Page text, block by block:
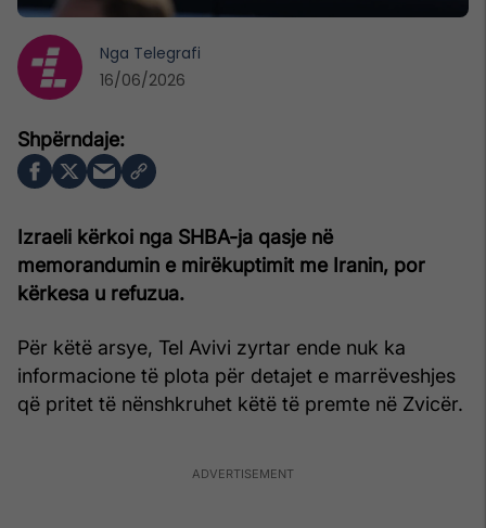
Izraeli kërkoi nga SHBA-ja qasje në
memorandumin e mirëkuptimit me Iranin, por
kërkesa u refuzua.
Për këtë arsye, Tel Avivi zyrtar ende nuk ka
informacione të plota për detajet e marrëveshjes
që pritet të nënshkruhet këtë të premte në Zvicër.
Nga Telegrafi
16/06/2026